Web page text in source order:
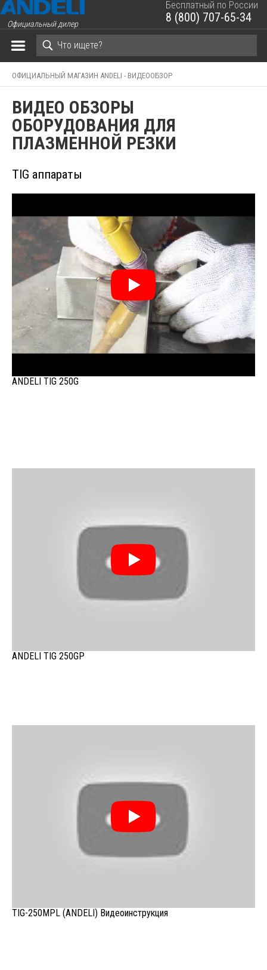
Официальный дилер
Бесплатный по России
8 (800) 707-65-34
ОФИЦИАЛЬНЫЙ МАГАЗИН ANDELI - ВИДЕООБЗОР
ВИДЕО ОБЗОРЫ
ОБОРУДОВАНИЯ ДЛЯ
ПЛАЗМЕННОЙ РЕЗКИ
TIG аппараты
ANDELI TIG 250G
ANDELI TIG 250GP
TIG-250MPL (ANDELI) Видеоинструкция
ЗАКРЫТЬ КОРЗИНУ